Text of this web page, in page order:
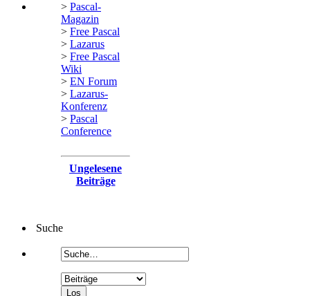
> Pascal-
Magazin
> Free Pascal
> Lazarus
> Free Pascal
Wiki
> EN Forum
> Lazarus-
Konferenz
> Pascal
Conference
Ungelesene
Beiträge
Suche